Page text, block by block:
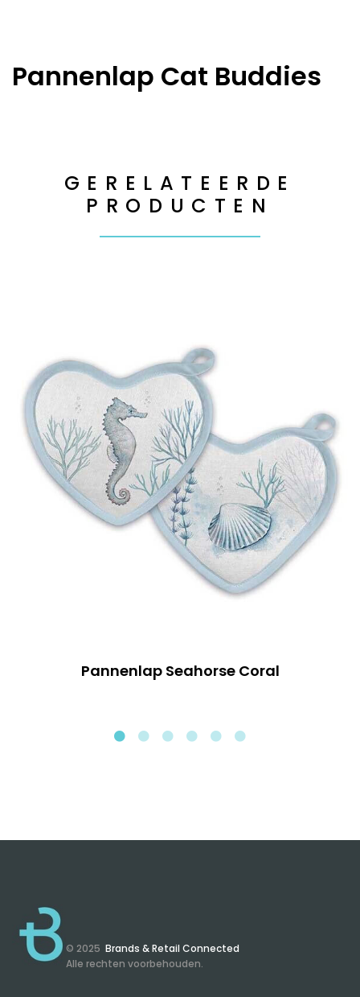
Pannenlap Cat Buddies
GERELATEERDE
PRODUCTEN
Pannenlap Seahorse Coral
© 2025 Brands & Retail Connected
Alle rechten voorbehouden.